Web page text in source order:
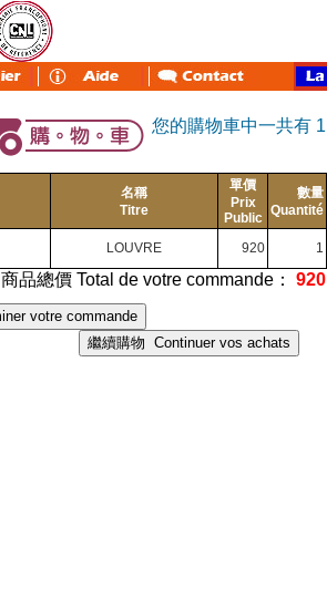
您的購物車中一共有 1
名稱
Titre
單價
Prix
Public
數量
Quantité
LOUVRE 920 1
商品總價 Total de votre commande： 920